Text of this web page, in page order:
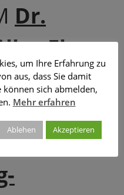
Dr.
Elmau
um Ihre Erfahrung zu
aus, dass Sie damit
können sich abmelden,
Mehr erfahren
Ablehen Akzeptieren